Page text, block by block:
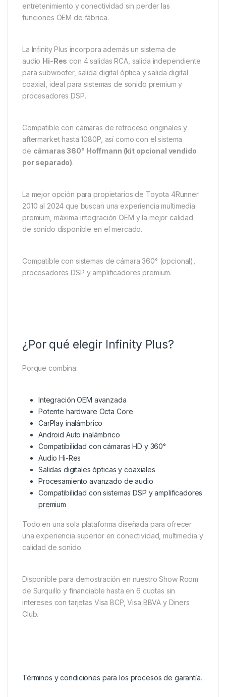
entretenimiento y conectividad sin perder las
funciones OEM de fábrica.
La Infinity Plus incorpora además un sistema de
audio Hi-Res con 4 salidas RCA, salida independiente
para subwoofer, salida digital óptica y salida digital
coaxial, ideal para sistemas de sonido premium y
procesadores DSP.
Compatible con cámaras de retroceso originales y
aftermarket hasta 1080P, así como con el sistema
de cámaras 360° Hoffmann (kit opcional vendido
por separado).
La mejor opción para propietarios de Toyota 4Runner
2010 al 2024 que buscan una experiencia multimedia
premium, máxima integración OEM y la mejor calidad
de sonido disponible en el mercado.
Compatible con sistemas de cámara 360° (opcional),
procesadores DSP y amplificadores premium.
¿Por qué elegir Infinity Plus?
Porque combina:
Integración OEM avanzada
Potente hardware Octa Core
CarPlay inalámbrico
Android Auto inalámbrico
Compatibilidad con cámaras HD y 360°
Audio Hi-Res
Salidas digitales ópticas y coaxiales
Procesamiento avanzado de audio
Compatibilidad con sistemas DSP y amplificadores
premium
Todo en una sola plataforma diseñada para ofrecer
una experiencia superior en conectividad, multimedia y
calidad de sonido.
Disponible para demostración en nuestro Show Room
de Surquillo y financiable hasta en 6 cuotas sin
intereses con tarjetas Visa BCP, Visa BBVA y Diners
Club.
Términos y condiciones para los procesos de garantía.